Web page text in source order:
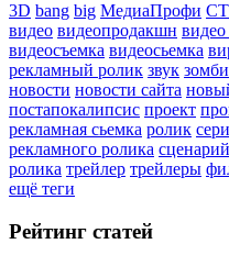
3D bang big МедиаПрофи
видео видеопродакшн
видеосъемка видеосьемка
рекламный ролик звук зомби
новости новости сайта
постапокалипсис проект
рекламная сьемка ролик
рекламного ролика сценарий
ролика трейлер трейлеры
ещё теги
Рейтинг статей